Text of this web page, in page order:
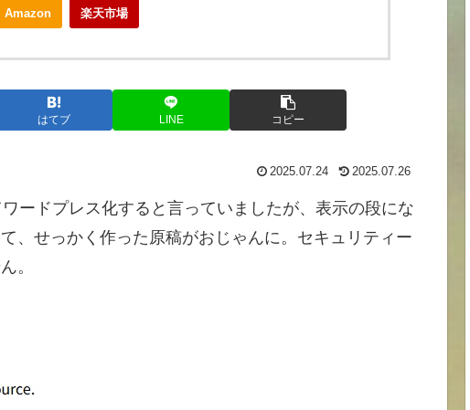
Amazon 楽天市場
はてブ LINE コピー
2025.07.24 2025.07.26
ードプレス化すると言っていましたが、表示の段にな
、せっかく作った原稿がおじゃんに。セキュリティー
。